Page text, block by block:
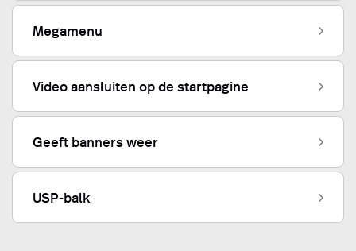
Megamenu
Video aansluiten op de startpagine
Geeft banners weer
USP-balk